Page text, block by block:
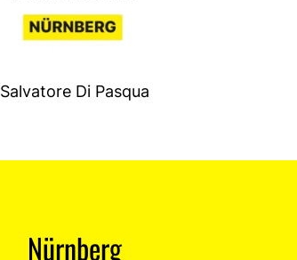
Salvatore Di Pasqua
Nürnberg